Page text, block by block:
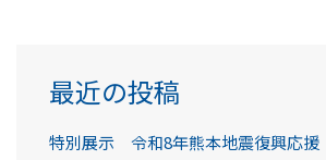
最近の投稿
特別展示 令和8年熊本地震復興応援